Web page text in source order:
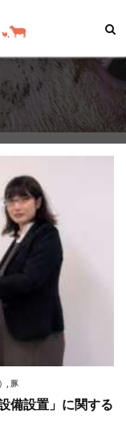
, 豚
備設置」に関する